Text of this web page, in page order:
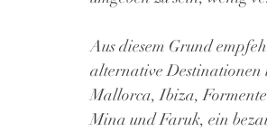
Aus diesem Grund
alternative Destinationen
Mallorca, Ibiza,
Mina und Faruk, ein